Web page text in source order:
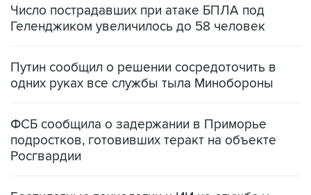
Число пострадавших при атаке БПЛА под
Геленджиком увеличилось до 58 человек
Путин сообщил о решении сосредоточить в
одних руках все службы тыла Минобороны
ФСБ сообщила о задержании в Приморье
подростков, готовивших теракт на объекте
Росгвардии